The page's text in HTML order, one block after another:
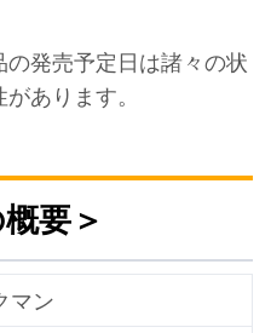
発売予定日は諸々の状
あります。
要＞
マン